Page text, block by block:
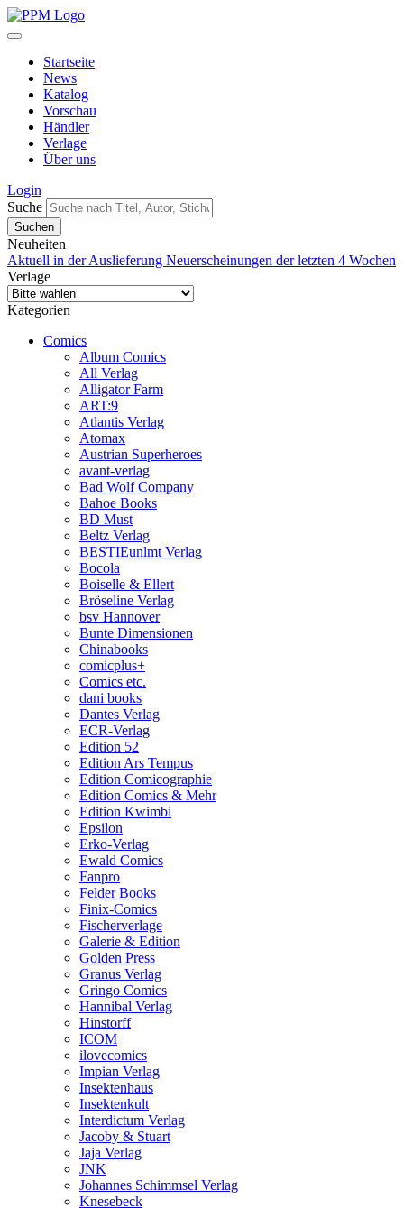
Startseite
News
Katalog
Vorschau
Händler
Verlage
Über uns
Login
Suche
Neuheiten
Aktuell in der Auslieferung Neuerscheinungen der letzten 4 Wochen
Verlage
Kategorien
Comics
Album Comics
All Verlag
Alligator Farm
ART:9
Atlantis Verlag
Atomax
Austrian Superheroes
avant-verlag
Bad Wolf Company
Bahoe Books
BD Must
Beltz Verlag
BESTIEunlmt Verlag
Bocola
Boiselle & Ellert
Bröseline Verlag
bsv Hannover
Bunte Dimensionen
Chinabooks
comicplus+
Comics etc.
dani books
Dantes Verlag
ECR-Verlag
Edition 52
Edition Ars Tempus
Edition Comicographie
Edition Comics & Mehr
Edition Kwimbi
Epsilon
Erko-Verlag
Ewald Comics
Fanpro
Felder Books
Finix-Comics
Fischerverlage
Galerie & Edition
Golden Press
Granus Verlag
Gringo Comics
Hannibal Verlag
Hinstorff
ICOM
ilovecomics
Impian Verlag
Insektenhaus
Insektenkult
Interdictum Verlag
Jacoby & Stuart
Jaja Verlag
JNK
Johannes Schimmsel Verlag
Knesebeck